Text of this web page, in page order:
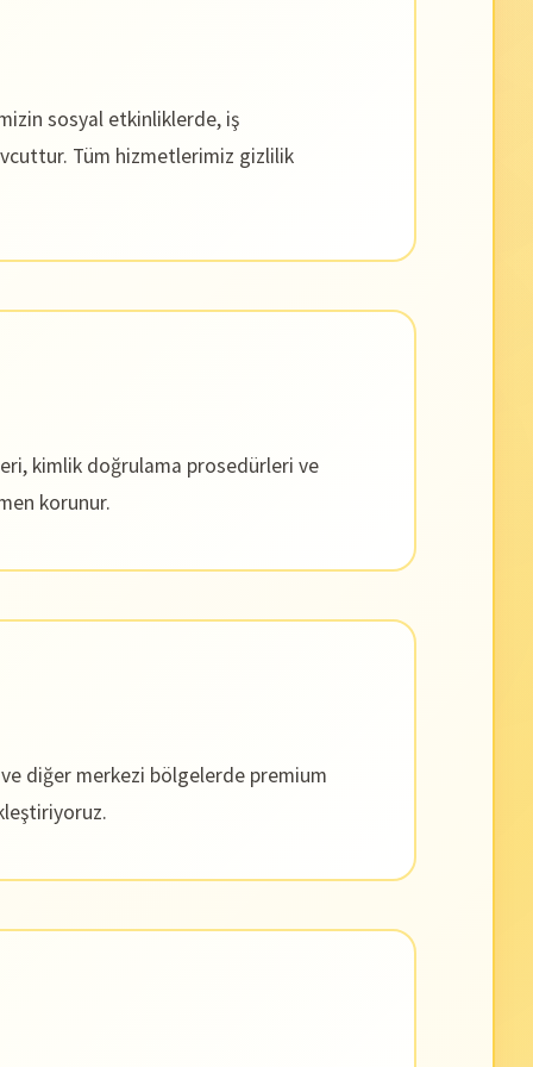
sosyal etkinliklerde, iş
Tüm hizmetlerimiz gizlilik
kimlik doğrulama prosedürleri ve
korunur.
diğer merkezi bölgelerde premium